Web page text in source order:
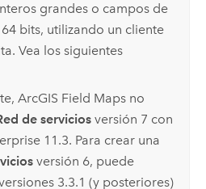
grandes o campos de
bits, utilizando un cliente
Vea los siguientes
ArcGIS Field Maps no
de servicios versión 7 con
11.3. Para crear una
versión 6, puede
3.3.1 (y posteriores)